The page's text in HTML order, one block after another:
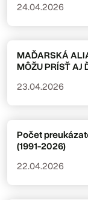
24.04.2026
MAĎARSKÁ
MÔŽU PRÍSŤ AJ
23.04.2026
Počet
(1991-2026)
22.04.2026